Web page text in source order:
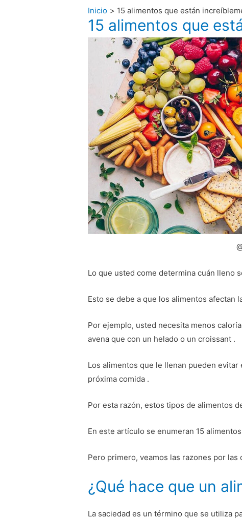
Inicio 15 alimentos que están
15 alimentos que
Lo que usted come determina cuán lleno
Esto se debe a que los alimentos afectan
Por ejemplo, usted necesita menos
avena que con un helado o un croissant .
Los alimentos que le llenan pueden
próxima comida .
Por esta razón, estos tipos de alimentos
En este artículo se enumeran 15
Pero primero, veamos las razones por
¿Qué hace que un
La saciedad es un término que se utiliza